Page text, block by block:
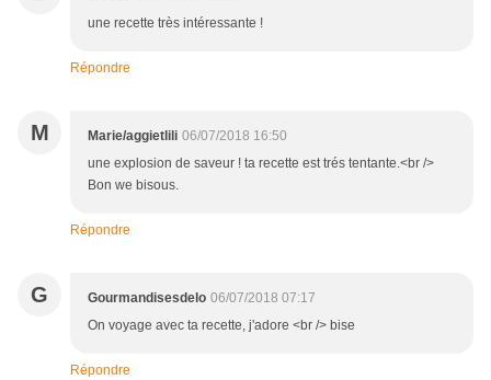
une recette très intéressante !
Répondre
M Marie/aggietlili 06/07/2018 16:50
une explosion de saveur ! ta recette est trés tentante.<br />
Bon we bisous.
Répondre
G Gourmandisesdelo 06/07/2018 07:17
On voyage avec ta recette, j'adore <br /> bise
Répondre